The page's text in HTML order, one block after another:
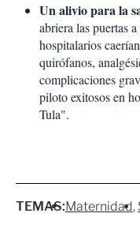
Un alivio para la
abriera las puertas
hospitalarios
quirófanos,
complicaciones
piloto exitosos en
Tula".
TEMAS:Maternidad